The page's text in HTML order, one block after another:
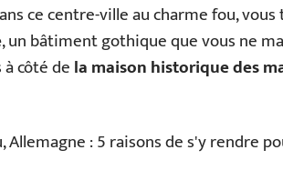
ce centre-ville au charme fou,
, un bâtiment gothique que vous ne
côté dela maison historique des